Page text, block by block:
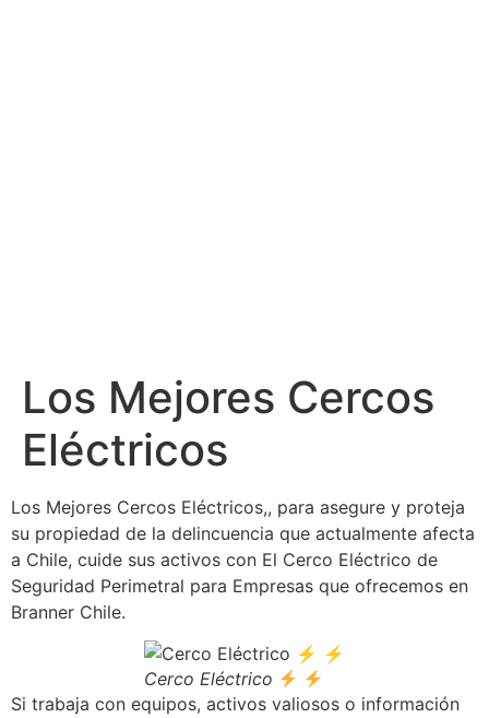
Los Mejores Cercos
Eléctricos
Los Mejores Cercos Eléctricos,, para asegure y proteja
su propiedad de la delincuencia que actualmente afecta
a Chile, cuide sus activos con El Cerco Eléctrico de
Seguridad Perimetral para Empresas que ofrecemos en
Branner Chile.
Cerco Eléctrico
Si trabaja con equipos, activos valiosos o información